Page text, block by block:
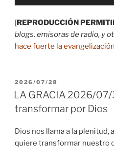
[REPRODUCCIÓN
blogs, emisoras de radio, y
hace fuerte la
PUBLICADO
EL
2026/07/28
LA GRACIA 2026/
transformar por Dios
Dios nos llama a la plenitud,
quiere transformar nuestro